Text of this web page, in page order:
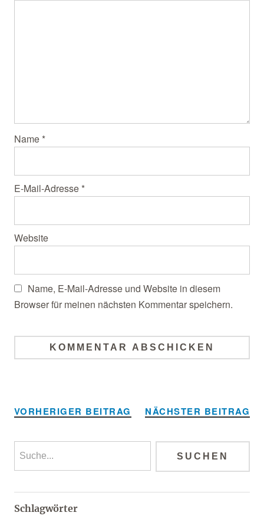
Name *
E-Mail-Adresse *
Website
Name, E-Mail-Adresse und Website in diesem
Browser für meinen nächsten Kommentar speichern.
VORHERIGER BEITRAG NÄCHSTER BEITRAG
Schlagwörter